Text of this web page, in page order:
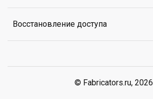
Восстановление доступа
© Fabricators.ru, 2026